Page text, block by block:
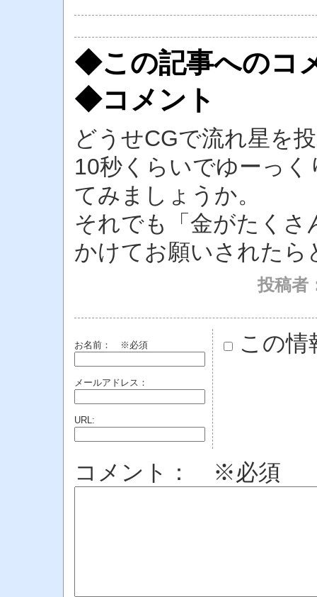
◆この記事へのコ
◆コメント
どうせCGで流れ星を
10秒くらいでゆーっ
てみましょうか。
それでも「金がたく
かけてお願いされたら
投稿者
お名前： ※必須
メールアドレス：
URL:
この情
コメント： ※必須